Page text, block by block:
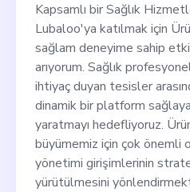
Kapsamlı bir Sağlık
Lubaloo'ya katılmak için
sağlam deneyime sahip
arıyorum. Sağlık
ihtiyaç duyan tesisler
dinamik bir platform
yaratmayı hedefliyoruz.
büyümemiz için çok önemli
yönetimi girişimlerinin
yürütülmesini